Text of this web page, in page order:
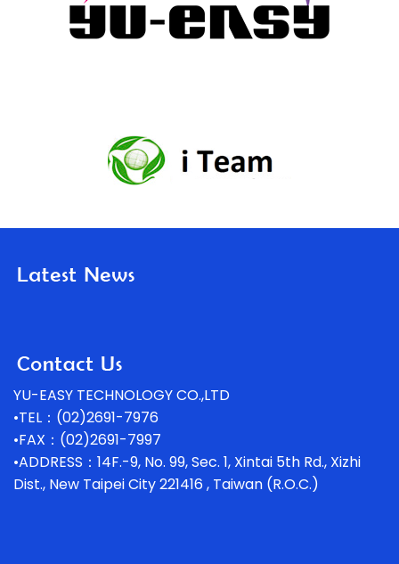
YU-EASY TECHNOLOGY CO.,LTD
•TEL：(02)2691-7976
•FAX：(02)2691-7997
•ADDRESS：14F.-9, No. 99, Sec. 1, Xintai 5th Rd., Xizhi
Dist., New Taipei City 221416 , Taiwan (R.O.C.)